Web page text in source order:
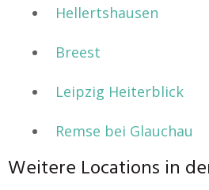
Hellertshausen
Breest
Leipzig Heiterblick
Remse bei Glauchau
Weitere Locations in